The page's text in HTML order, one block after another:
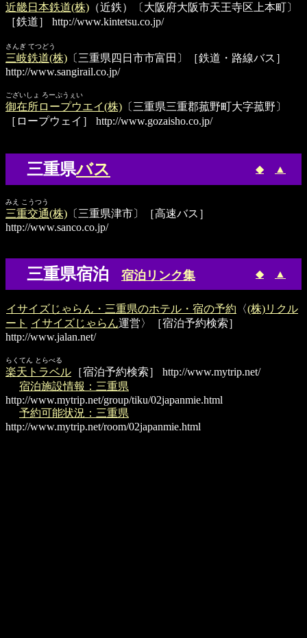
近畿日本鉄道(株) （近鉄）〔大阪府大阪市天王寺区上本町〕
［鉄道］
http://www.kintetsu.co.jp/
さんぎ てつどう
三岐鉄道(株) 〔三重県四日市市富田〕［鉄道・路線バス］
http://www.sangirail.co.jp/
ございしょ ろーぷうぇい
御在所ロープウエイ(株) 〔三重県三重郡菰野町大字菰野〕
［ロープウェイ］
http://www.gozaisho.co.jp/
三重県バス ◆ ▲
みえ こうつう
三重交通(株) 〔三重県津市〕［高速バス］
http://www.sanco.co.jp/
三重県宿泊 宿泊リンク集 ◆ ▲
イサイズじゃらん・三重県のホテル・宿の予約 〈(株)リクル
ート イサイズじゃらん運営〉［宿泊予約検索］
http://www.jalan.net/
らくてん とらべる
楽天トラベル ［宿泊予約検索］
http://www.mytrip.net/
宿泊施設情報：三重県
http://www.mytrip.net/group/tiku/02japanmie.html
予約可能状況：三重県
http://www.mytrip.net/room/02japanmie.html